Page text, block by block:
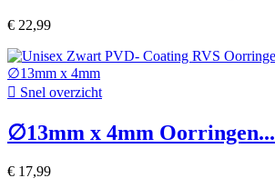
€ 22,99
 Snel overzicht
∅13mm x 4mm Oorringen...
€ 17,99